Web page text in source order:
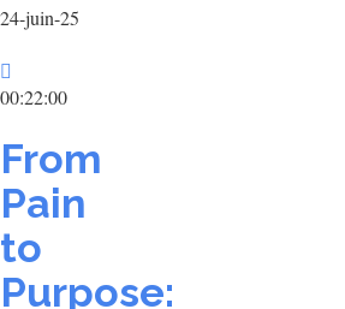
24-juin-25
00:22:00
From
Pain
to
Purpose: